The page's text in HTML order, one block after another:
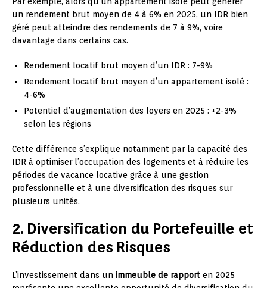
un rendement brut moyen de 4 à 6% en 2025, un IDR bien
géré peut atteindre des rendements de 7 à 9%, voire
davantage dans certains cas.
Rendement locatif brut moyen d’un IDR : 7-9%
Rendement locatif brut moyen d’un appartement isolé :
4-6%
Potentiel d’augmentation des loyers en 2025 : +2-3%
selon les régions
Cette différence s’explique notamment par la capacité des
IDR à optimiser l’occupation des logements et à réduire les
périodes de vacance locative grâce à une gestion
professionnelle et à une diversification des risques sur
plusieurs unités.
2. Diversification du Portefeuille et
Réduction des Risques
L’investissement dans un immeuble de rapport en 2025